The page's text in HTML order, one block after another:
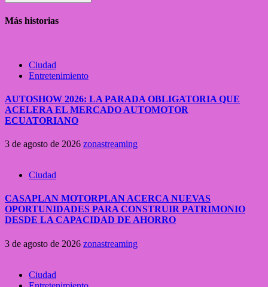
Más historias
Ciudad
Entretenimiento
AUTOSHOW 2026: LA PARADA OBLIGATORIA QUE
ACELERA EL MERCADO AUTOMOTOR
ECUATORIANO
3 de agosto de 2026 zonastreaming
Ciudad
CASAPLAN MOTORPLAN ACERCA NUEVAS
OPORTUNIDADES PARA CONSTRUIR PATRIMONIO
DESDE LA CAPACIDAD DE AHORRO
3 de agosto de 2026 zonastreaming
Ciudad